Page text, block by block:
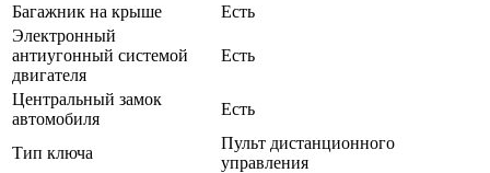
Багажник на крыше
Есть
Электронный
антиугонный системой
двигателя
Есть
Центральный замок
автомобиля
Есть
Тип ключа
Пульт дистанционного
управления